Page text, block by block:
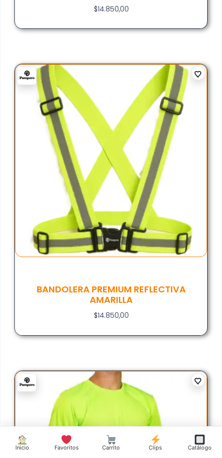
$14.850,00
BANDOLERA PREMIUM REFLECTIVA
AMARILLA
$14.850,00
Inicio Favoritos Carrito Clips Catálogo